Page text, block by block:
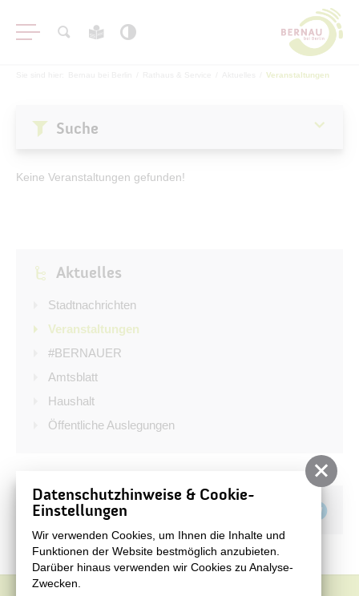
Aktuelles
Amtsblatt
Haushalt
Öffentliche Auslegungen
Bürgerservice
Bürgerinformation
Stadtverwaltung
Veranstaltungen
Keine Veranstaltungen gefunden!
Suche
Aktuelles
Stadtnachrichten
Veranstaltungen
#BERNAUER
Amtsblatt
Haushalt
Öffentliche Auslegungen
Teilen auf
Datenschutzhinweise & Cookie-
Einstellungen
Wir verwenden Cookies, um Ihnen die Inhalte und
Funktionen der Website bestmöglich anzubieten.
Darüber hinaus verwenden wir Cookies zu Analyse-
Zwecken.